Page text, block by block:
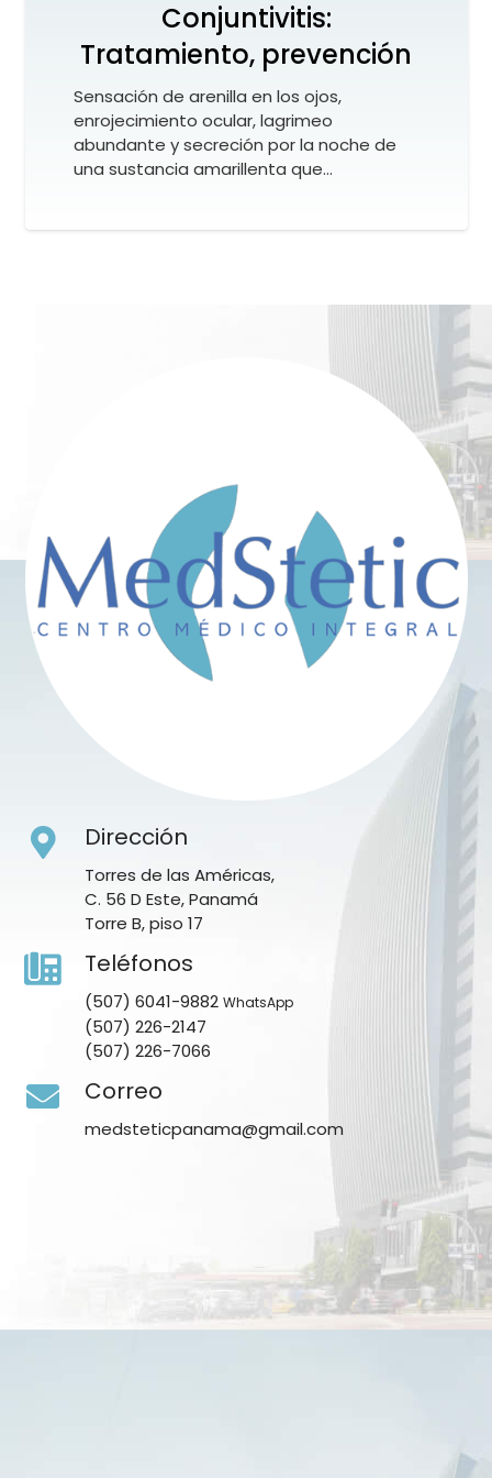
Conjuntivitis:
Tratamiento, prevención
Sensación de arenilla en los ojos,
enrojecimiento ocular, lagrimeo
abundante y secreción por la noche de
una sustancia amarillenta que…
Dirección
Torres de las Américas,
C. 56 D Este, Panamá
Torre B, piso 17
Teléfonos
(507) 6041-9882 WhatsApp
(507) 226-2147
(507) 226-7066
Correo
medsteticpanama@gmail.com